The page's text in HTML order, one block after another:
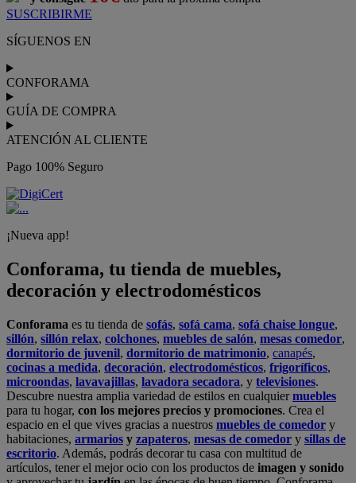
SUSCRIBIRME
SÍGUENOS EN
CONFORAMA
GUÍA DE COMPRA
ATENCIÓN AL CLIENTE
Pago 100% Seguro
¡Nueva app!
Conforama, tu tienda de muebles,
decoración y electrodomésticos
Conforama es tu tienda de sofás, sofá cama, sofá chaise longue,
sillón, sillón relax, colchones, muebles de salón, mesas comedor,
dormitorio de juvenil, dormitorio de matrimonio, canapés,
cocinas a medida, decoración, electrodomésticos, frigoríficos,
microondas, lavavajillas, lavadora secadora, y televisiones.
Descubre nuestra amplia variedad de estilos en cualquiermuebles
para tu hogar, con los mejores precios y promociones. Crea el
espacio en el que vives gracias a nuestros muebles de comedor y
habitaciones, armarios y zapateros, mesas de comedor y sillas de
escritorio. Además, podrás decorar tu casa con multitud de
artículos, tener el mejor ocio con los productos de imagen y sonido